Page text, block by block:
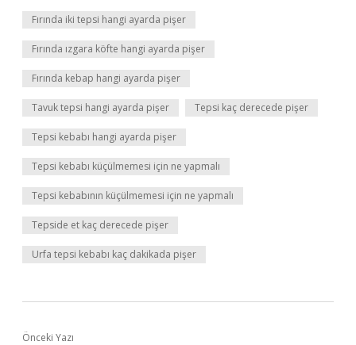
Fırında iki tepsi hangi ayarda pişer
Fırında ızgara köfte hangi ayarda pişer
Fırında kebap hangi ayarda pişer
Tavuk tepsi hangi ayarda pişer Tepsi kaç derecede pişer
Tepsi kebabı hangi ayarda pişer
Tepsi kebabı küçülmemesi için ne yapmalı
Tepsi kebabının küçülmemesi için ne yapmalı
Tepside et kaç derecede pişer
Urfa tepsi kebabı kaç dakikada pişer
Önceki Yazı